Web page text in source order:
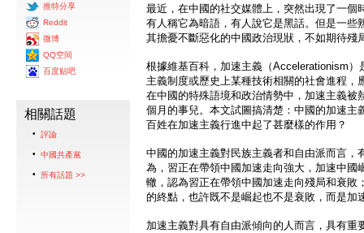
推特分享
Reddit
微博
QQ空间
百度贴吧
相關話題
評論
中國共產黨
所有話題 >>
最近，在中國的社交媒體上，突然出現了一個
有人稱它為暗語，有人說它是黑話。但是一些
其擔憂不斷惡化的中國政治現狀，不如期待殘
根據維基百科，加速主義（Accelerationism
主義制度或歷史上某種技術相關的社會進程，
在中國的特殊語境和政治情勢中，加速主義被
個月的事兒。本文試圖搞清楚：中國的加速主
百姓在加速主義行進中起了甚麼樣的作用？
中國的加速主義對民族主義者和自由派而言，
為，習正在帶領中國加速走向強大，加速中國
轍，認為習正在帶領中國加速走向殘局和衰敗
的終點，也許既不是崛起也不是衰敗，而是加
加速主義對具有自由派傾向的人而言，具有重